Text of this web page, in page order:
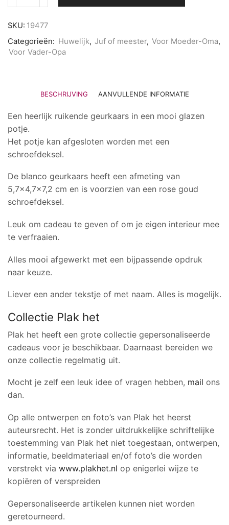
aantal
SKU: 19477
Categorieën: Huwelijk, Juf of meester, Voor Moeder-Oma,
Voor Vader-Opa
BESCHRIJVING AANVULLENDE INFORMATIE
Een heerlijk ruikende geurkaars in een mooi glazen
potje.
Het potje kan afgesloten worden met een
schroefdeksel.
De blanco geurkaars heeft een afmeting van
5,7×4,7×7,2 cm en is voorzien van een rose goud
schroefdeksel.
Leuk om cadeau te geven of om je eigen interieur mee
te verfraaien.
Alles mooi afgewerkt met een bijpassende opdruk
naar keuze.
Liever een ander tekstje of met naam. Alles is mogelijk.
Collectie Plak het
Plak het heeft een grote collectie gepersonaliseerde
cadeaus voor je beschikbaar. Daarnaast bereiden we
onze collectie regelmatig uit.
Mocht je zelf een leuk idee of vragen hebben, mail ons
dan.
Op alle ontwerpen en foto’s van Plak het heerst
auteursrecht. Het is zonder uitdrukkelijke schriftelijke
toestemming van Plak het niet toegestaan, ontwerpen,
informatie, beeldmateriaal en/of foto’s die worden
verstrekt via www.plakhet.nl op enigerlei wijze te
kopiëren of verspreiden
Gepersonaliseerde artikelen kunnen niet worden
geretourneerd.